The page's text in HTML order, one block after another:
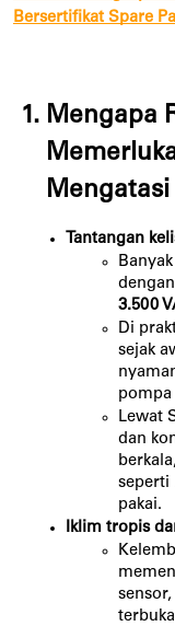
Bersertifikat Spare
Mengapa
Tantangan
3.500
Di
sejak
pompa
Lewat
dan
seperti
pakai.
Iklim tropis